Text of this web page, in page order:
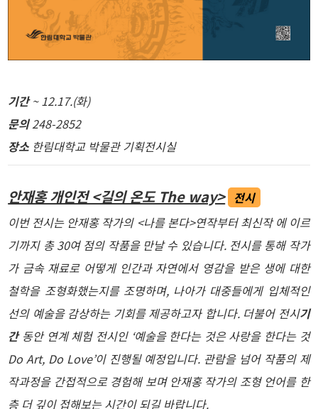
기간~ 12.17.(화)
문의248-2852
장소 한림대학교 박물관 기획전시실
안재홍 개인전 <길의 온도 The way> 전시
이번 전시는 안재홍 작가의 <나를 본다>연작부터 최신작 에 이르
기까지 총 30여 점의 작품을 만날 수 있습니다. 전시를 통해 작가
가 금속 재료로 어떻게 인간과 자연에서 영감을 받은 생에 대한
철학을 조형화했는지를 조명하며, 나아가 대중들에게 입체적인
선의 예술을 감상하는 기회를 제공하고자 합니다. 더불어 전시기
간동안 연계 체험 전시인 ‘예술을 한다는 것은 사랑을 한다는 것
Do Art, Do Love’이 진행될 예정입니다. 관람을 넘어 작품의 제
작과정을 간접적으로 경험해 보며 안재홍 작가의 조형 언어를 한
층 더 깊이 접해보는 시간이 되길 바랍니다.